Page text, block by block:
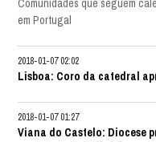
Comunidades que seguem
em Portugal
2018-01-07 02:02
Lisboa: Coro da catedral
2018-01-07 01:27
Viana do Castelo: Diocese